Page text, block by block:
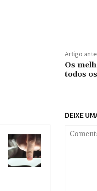
Artigo
Os
todos
DEIXE